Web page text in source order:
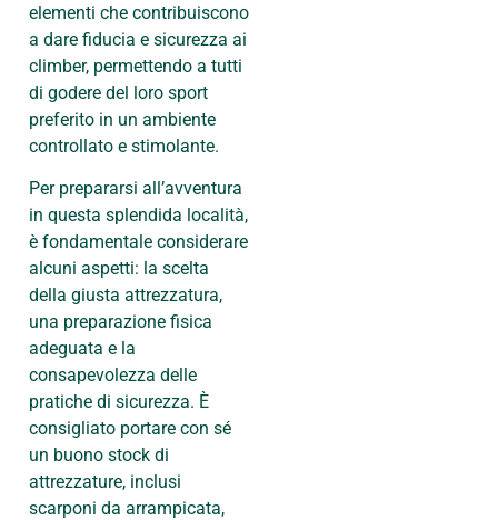
elementi che contribuiscono
a dare fiducia e sicurezza ai
climber, permettendo a tutti
di godere del loro sport
preferito in un ambiente
controllato e stimolante.
Per prepararsi all’avventura
in questa splendida località,
è fondamentale considerare
alcuni aspetti: la scelta
della giusta attrezzatura,
una preparazione fisica
adeguata e la
consapevolezza delle
pratiche di sicurezza. È
consigliato portare con sé
un buono stock di
attrezzature, inclusi
scarponi da arrampicata,